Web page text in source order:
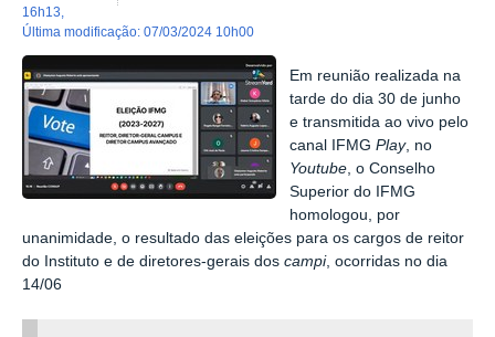
16h13
última modificação: 07/03/2024 10h00
Em reunião realizada na
tarde do dia 30 de junho
e transmitida ao vivo pelo
canal IFMGPlay, no
Youtube, o Conselho
Superior do IFMG
homologou, por
unanimidade, o resultado das eleições para os cargos de reitor
do Instituto e de diretores-gerais dos campi, ocorridas no dia
14/06